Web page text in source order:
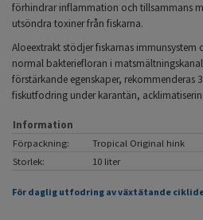
förhindrar inflammation och tillsammans
utsöndra toxiner från fiskarna.
Aloeextrakt stödjer fiskarnas immunsystem
normal bakteriefloran i
förstärkande egenskaper, rekommenderas
fiskutfodring under karantän,
Information
Förpackning:
Tropical Original hink
Storlek:
10 liter
För daglig utfodring av växtätande